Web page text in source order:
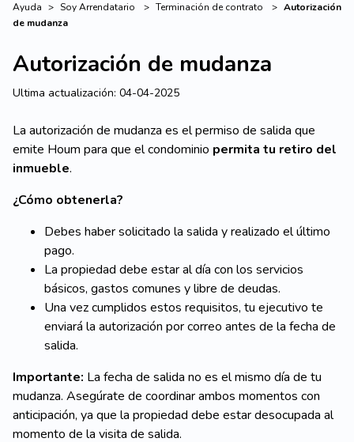
Ayuda > Soy Arrendatario > Terminación de contrato > Autorización
de mudanza
Autorización de mudanza
Ultima actualización: 04-04-2025
La autorización de mudanza es el permiso de salida que
emite Houm para que el condominio permita tu retiro del
inmueble.
¿Cómo obtenerla?
Debes haber solicitado la salida y realizado el último
pago.
La propiedad debe estar al día con los servicios
básicos, gastos comunes y libre de deudas.
Una vez cumplidos estos requisitos, tu ejecutivo te
enviará la autorización por correo antes de la fecha de
salida.
Importante: La fecha de salida no es el mismo día de tu
mudanza. Asegúrate de coordinar ambos momentos con
anticipación, ya que la propiedad debe estar desocupada al
momento de la visita de salida.